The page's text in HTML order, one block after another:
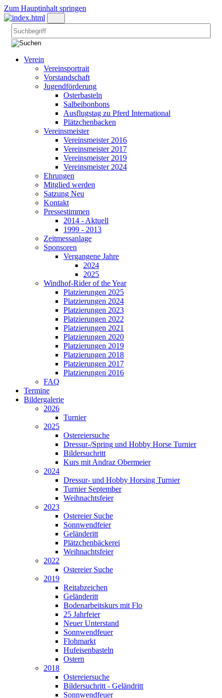
Zum Hauptinhalt springen
Verein
Vereinsportrait
Vorstandschaft
Jugendförderung
Osterbasteln
Salbeibonbons
Ausflugstag zu Pferd International
Plätzchenbacken
Vereinsmeister
Vereinsmeister 2016
Vereinsmeister 2017
Vereinsmeister 2019
Vereinsmeister 2024
Ehrungen
Mitglied werden
Satzung Neu
Kontakt
Pressestimmen
2014 - Aktuell
1999 - 2013
Zeitmessanlage
Sponsoren
Vergangene Jahre
2024
2025
Windhof-Rider of the Year
Platzierungen 2025
Platzierungen 2024
Platzierungen 2023
Platzierungen 2022
Platzierungen 2021
Platzierungen 2020
Platzierungen 2019
Platzierungen 2018
Platzierungen 2017
Platzierungen 2016
FAQ
Termine
Bildergalerie
2026
Turnier
2025
Ostereiersuche
Dressur-/Spring und Hobby Horse Turnier
Bildersuchritt
Kurs mit Andraz Obermeier
2024
Dressur- und Hobby Horsing Turnier
Turnier September
Weihnachtsfeier
2023
Ostereier Suche
Sonnwendfeier
Geländeritt
Plätzchenbäckerei
Weihnachtsfeier
2022
Ostereier Suche
2019
Reitabzeichen
Geländeritt
Bodenarbeitskurs mit Flo
25 Jahrfeier
Neuer Unterstand
Sonnwendfeuer
Flohmarkt
Hufeisenbasteln
Ostern
2018
Ostereiersuche
Bildersuchritt - Geländritt
Sonnwendfeuer